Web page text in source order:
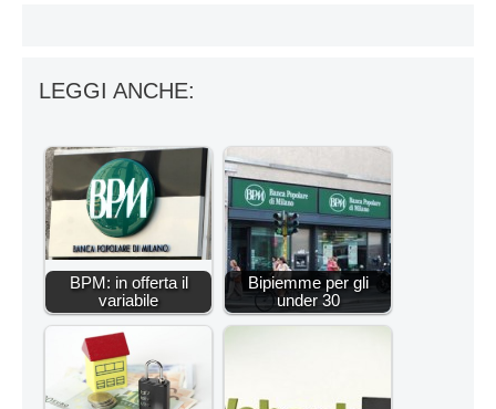
LEGGI ANCHE:
BPM: in offerta il
variabile
Bipiemme per gli
under 30